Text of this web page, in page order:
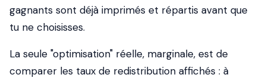
gagnants sont déjà imprimés et répartis avant que
tu ne choisisses.
La seule "optimisation" réelle, marginale, est de
comparer les taux de redistribution affichés : à